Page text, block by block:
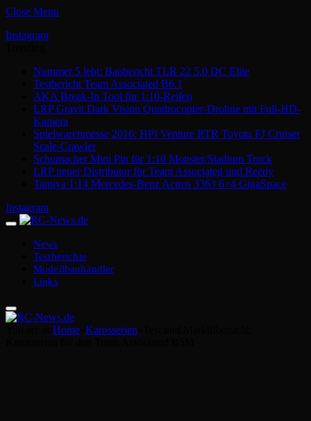
Close Menu
Instagram
Nummer 5 lebt: Baubericht TLR 22 5.0 DC Elite
Testbericht Team Associated B6.1
AKA Break-In Tool für 1:10-Reifen
LRP Gravit Dark Vision Quadrocopter-Drohne mit Full-HD-
Kamera
Spielwarenmesse 2016: HPI Venture RTR Toyota FJ Cruiser
Scale-Crawler
Schumacher Mini Pin für 1:10 Monster/Stadium Truck
LRP neuer Distributor für Team Associated und Reedy
Tamiya 1:14 Mercedes-Benz Actros 3363 6×4 GigaSpace
Instagram
News
Testberichte
Modellbauhändler
Links
Home Karosserien